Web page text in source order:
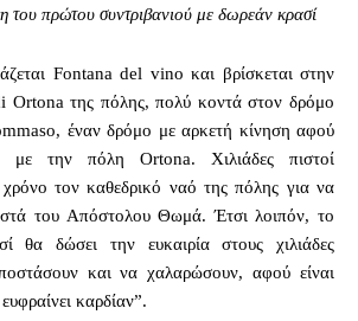
του πρώτου συντριβανιού με δωρεάν κρασί
Fontana del vino και βρίσκεται στην
Ortona της πόλης, πολύ κοντά στον δρόμο
έναν δρόμο με αρκετή κίνηση αφού
με την πόλη Ortona. Χιλιάδες πιστοί
χρόνο τον καθεδρικό ναό της πόλης για να
του Απόστολου Θωμά. Έτσι λοιπόν, το
θα δώσει την ευκαιρία στους χιλιάδες
και να χαλαρώσουν, αφού είναι
καρδίαν”.